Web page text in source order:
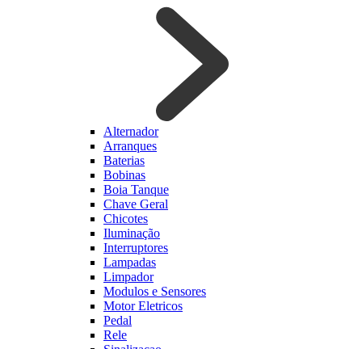
Alternador
Arranques
Baterias
Bobinas
Boia Tanque
Chave Geral
Chicotes
Iluminação
Interruptores
Lampadas
Limpador
Modulos e Sensores
Motor Eletricos
Pedal
Rele